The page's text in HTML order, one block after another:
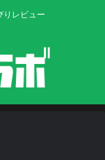
りレビュー